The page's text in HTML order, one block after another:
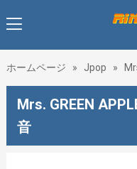
ホームページ » Jpop »
Mrs. GREEN
音